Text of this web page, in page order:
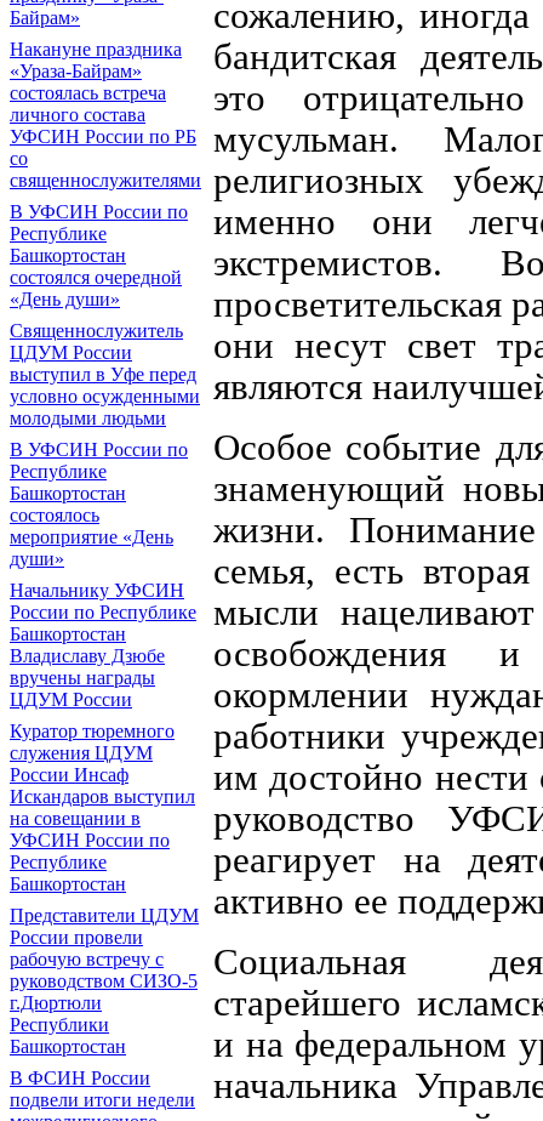
Байрам»
Накануне праздника
«Ураза-Байрам»
состоялась встреча
личного состава
УФСИН России по РБ
со
священнослужителями
В УФСИН России по
Республике
Башкортостан
состоялся очередной
«День души»
Священнослужитель
ЦДУМ России
выступил в Уфе перед
условно осужденными
молодыми людьми
В УФСИН России по
Республике
Башкортостан
состоялось
мероприятие «День
души»
Начальнику УФСИН
России по Республике
Башкортостан
Владиславу Дзюбе
вручены награды
ЦДУМ России
Куратор тюремного
служения ЦДУМ
России Инсаф
Искандаров выступил
на совещании в
УФСИН России по
Республике
Башкортостан
Представители ЦДУМ
России провели
рабочую встречу с
руководством СИЗО-5
г.Дюртюли
Республики
Башкортостан
В ФСИН России
подвели итоги недели
сожалению, иногда
бандитская
это
мусульман.
религиозных
именно они
экстремистов.
просветительская
они несут свет
являются
Особое событие
знаменующий
жизни.
семья, есть
мысли
освобождения
окормлении
работники
им достойно
руководство
реагирует на
активно ее
Социальная
старейшего
и на федеральном
начальника